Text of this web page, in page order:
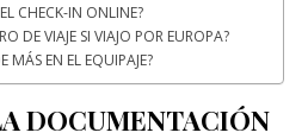
CHECK-IN ONLINE?
DE VIAJE SI VIAJO POR EUROPA?
MÁS EN EL EQUIPAJE?
DOCUMENTACIÓN